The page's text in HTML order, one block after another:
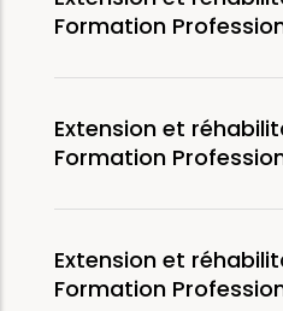
Formation
Extension et
Formation
Extension et
Formation